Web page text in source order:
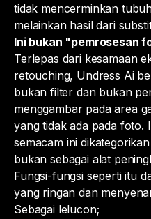
tidak mencerminkan
melainkan hasil dari
Ini bukan "pemrosesan
Terlepas dari kesamaan
retouching, Undress Ai
bukan filter dan bukan
menggambar pada area
yang tidak ada pada foto.
semacam ini
bukan sebagai alat
Fungsi-fungsi seperti itu
yang ringan dan
Sebagai lelucon;